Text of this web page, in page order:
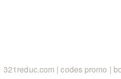
321reduc.com | codes promo |